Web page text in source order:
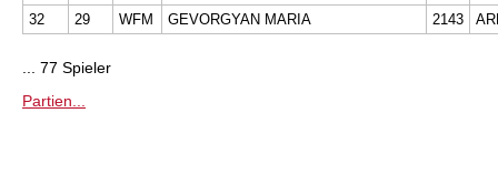
32
29 WFM GEVORGYAN MARIA 2143
... 77 Spieler
Partien...